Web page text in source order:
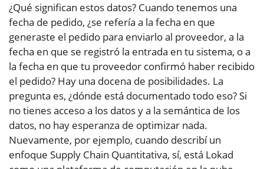
¿Qué significan estos datos? Cuando tenemos una
fecha de pedido, ¿se refería a la fecha en que
generaste el pedido para enviarlo al proveedor, a la
fecha en que se registró la entrada en tu sistema, o a
la fecha en que tu proveedor confirmó haber recibido
el pedido? Hay una docena de posibilidades. La
pregunta es, ¿dónde está documentado todo eso? Si
no tienes acceso a los datos y a la semántica de los
datos, no hay esperanza de optimizar nada.
Nuevamente, por ejemplo, cuando describí un
enfoque Supply Chain Quantitativa, sí, está Lokad